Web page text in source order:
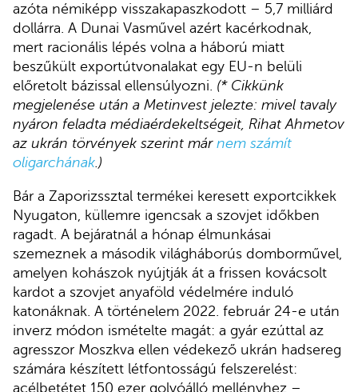
azóta némiképp visszakapaszkodott – 5,7 milliárd
dollárra. A Dunai Vasművel azért kacérkodnak,
mert racionális lépés volna a háború miatt
beszűkült exportútvonalakat egy EU-n belüli
előretolt bázissal ellensúlyozni. (* Cikkünk
megjelenése után a Metinvest jelezte: mivel tavaly
nyáron feladta médiaérdekeltségeit, Rihat Ahmetov
az ukrán törvények szerint már nem számít
oligarchának.)
Bár a Zaporizssztal termékei keresett exportcikkek
Nyugaton, küllemre igencsak a szovjet időkben
ragadt. A bejáratnál a hónap élmunkásai
szemeznek a második világháborús domborművel,
amelyen kohászok nyújtják át a frissen kovácsolt
kardot a szovjet anyaföld védelmére induló
katonáknak. A történelem 2022. február 24-e után
inverz módon ismételte magát: a gyár ezúttal az
agresszor Moszkva ellen védekező ukrán hadsereg
számára készített létfontosságú felszerelést:
acélbetétet 150 ezer golyóálló mellényhez –